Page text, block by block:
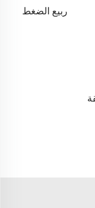
ربيع الضغط